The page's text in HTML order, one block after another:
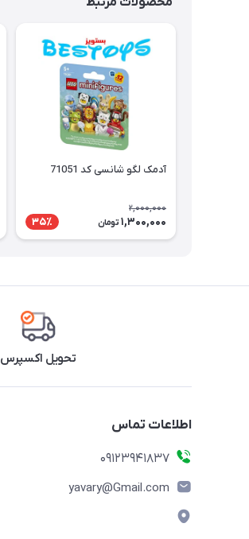
آدمک لگو شانسی کد 71051
2,000,000
1,300,000 تومان 35٪
تحویل اکسپرس
اطلاعات تماس
09123941837
yavary@Gmail.com